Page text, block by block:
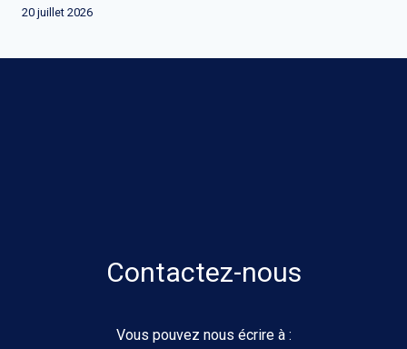
20 juillet 2026
Contactez-nous
Vous pouvez nous écrire à :